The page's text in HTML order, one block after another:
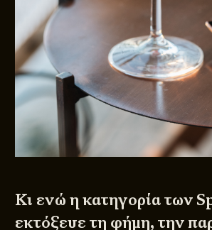
Κι ενώ η κατηγορία των
εκτόξευε τη φήμη, την